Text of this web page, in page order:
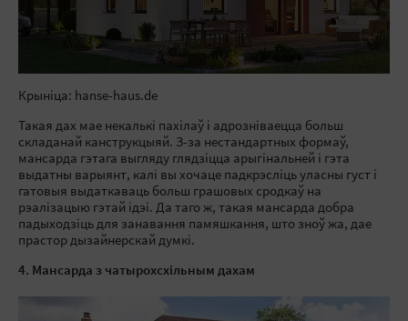
Крыніца: hanse-haus.de
Такая дах мае некалькі пахілаў і адрозніваецца больш
складанай канструкцыяй. З-за нестандартных формаў,
мансарда гэтага выгляду глядзіцца арыгінальней і гэта
выдатны варыянт, калі вы хочаце падкрэсліць уласны густ і
гатовыя выдаткаваць больш грашовых сродкаў на
рэалізацыю гэтай ідэі. Да таго ж, такая мансарда добра
падыходзіць для занавання памяшкання, што зноў жа, дае
прастор дызайнерскай думкі.
4. Мансарда з чатырохсхільным дахам